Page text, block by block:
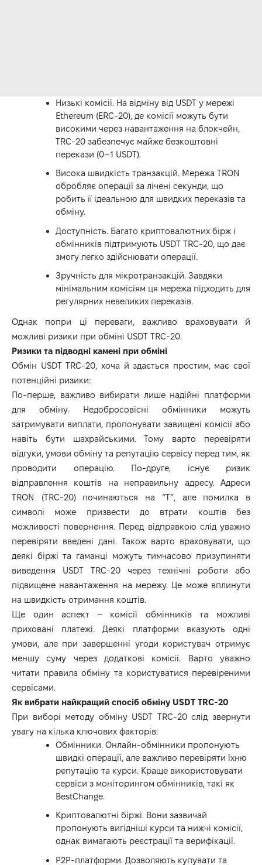
Низькі комісії. На відміну від USDT у мережі
Ethereum (ERC-20), де комісії можуть бути
високими через навантаження на блокчейн,
TRC-20 забезпечує майже безкоштовні
перекази (0–1 USDT).
Висока швидкість транзакцій. Мережа TRON
обробляє операції за лічені секунди, що
робить її ідеальною для швидких переказів та
обміну.
Доступність. Багато криптовалютних бірж і
обмінників підтримують USDT TRC-20, що дає
змогу легко здійснювати операції.
Зручність для мікротранзакцій. Завдяки
мінімальним комісіям ця мережа підходить для
регулярних невеликих переказів.
Однак попри ці переваги, важливо враховувати й
можливі ризики при обміні USDT TRC-20.
Ризики та підводні камені при обміні
Обмін USDT TRC-20, хоча й здається простим, має свої
потенційні ризики:
По-перше, важливо вибирати лише надійні платформи
для обміну. Недобросовісні обмінники можуть
затримувати виплати, пропонувати завищені комісії або
навіть бути шахрайськими. Тому варто перевіряти
відгуки, умови обміну та репутацію сервісу перед тим, як
проводити операцію. По-друге, існує ризик
відправлення коштів на неправильну адресу. Адреси
TRON (TRC-20) починаються на “T”, але помилка в
символі може призвести до втрати коштів без
можливості повернення. Перед відправкою слід уважно
перевіряти введені дані. Також варто враховувати, що
деякі біржі та гаманці можуть тимчасово призупиняти
виведення USDT TRC-20 через технічні роботи або
підвищене навантаження на мережу. Це може вплинути
на швидкість отримання коштів.
Ще один аспект – комісії обмінників та можливі
приховані платежі. Деякі платформи вказують одні
умови, але при завершенні угоди користувач отримує
меншу суму через додаткові комісії. Варто уважно
читати правила обміну та користуватися перевіреними
сервісами.
Як вибрати найкращий спосіб обміну USDT TRC-20
При виборі методу обміну USDT TRC-20 слід звернути
увагу на кілька ключових факторів:
Обмінники. Онлайн-обмінники пропонують
швидкі операції, але важливо перевіряти їхню
репутацію та курси. Краще використовувати
сервіси з моніторингом обмінників, такі як
BestChange.
Криптовалютні біржі. Вони зазвичай
пропонують вигідніші курси та нижчі комісії,
однак вимагають реєстрації та верифікації.
P2P-платформи. Дозволяють купувати та